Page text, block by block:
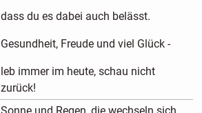
dass du es dabei auch belässt.
Gesundheit, Freude und viel Glück -
leb immer im heute, schau nicht
zurück!